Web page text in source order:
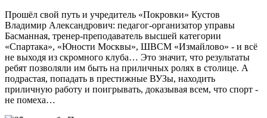
Прошёл свой путь и учредитель «Покровки» Кустов
Владимир Александрович: педагог-организатор управы
Басманная, тренер-преподаватель высшей категории
«Спартака», «Юности Москвы», ШВСМ «Измайлово» - и всё
не выходя из скромного клуба… Это значит, что результаты
ребят позволяли им быть на приличных ролях в столице. А
подрастая, попадать в престижные ВУЗы, находить
приличную работу и поигрывать, доказывая всем, что спорт -
не помеха…